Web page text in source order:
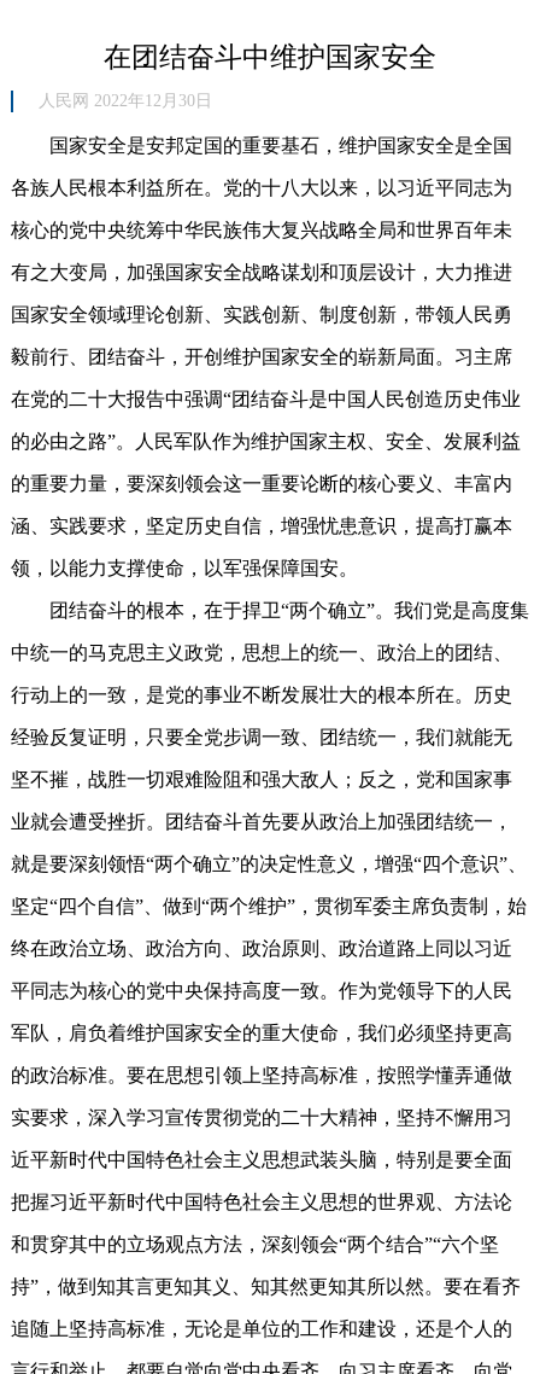
在团结奋斗中维护国家安全
人民网 2022年12月30日
国家安全是安邦定国的重要基石，维护国家安全是全国
各族人民根本利益所在。党的十八大以来，以习近平同志为
核心的党中央统筹中华民族伟大复兴战略全局和世界百年未
有之大变局，加强国家安全战略谋划和顶层设计，大力推进
国家安全领域理论创新、实践创新、制度创新，带领人民勇
毅前行、团结奋斗，开创维护国家安全的崭新局面。习主席
在党的二十大报告中强调“团结奋斗是中国人民创造历史伟业
的必由之路”。人民军队作为维护国家主权、安全、发展利益
的重要力量，要深刻领会这一重要论断的核心要义、丰富内
涵、实践要求，坚定历史自信，增强忧患意识，提高打赢本
领，以能力支撑使命，以军强保障国安。
团结奋斗的根本，在于捍卫“两个确立”。我们党是高度集
中统一的马克思主义政党，思想上的统一、政治上的团结、
行动上的一致，是党的事业不断发展壮大的根本所在。历史
经验反复证明，只要全党步调一致、团结统一，我们就能无
坚不摧，战胜一切艰难险阻和强大敌人；反之，党和国家事
业就会遭受挫折。团结奋斗首先要从政治上加强团结统一，
就是要深刻领悟“两个确立”的决定性意义，增强“四个意识”、
坚定“四个自信”、做到“两个维护”，贯彻军委主席负责制，始
终在政治立场、政治方向、政治原则、政治道路上同以习近
平同志为核心的党中央保持高度一致。作为党领导下的人民
军队，肩负着维护国家安全的重大使命，我们必须坚持更高
的政治标准。要在思想引领上坚持高标准，按照学懂弄通做
实要求，深入学习宣传贯彻党的二十大精神，坚持不懈用习
近平新时代中国特色社会主义思想武装头脑，特别是要全面
把握习近平新时代中国特色社会主义思想的世界观、方法论
和贯穿其中的立场观点方法，深刻领会“两个结合”“六个坚
持”，做到知其言更知其义、知其然更知其所以然。要在看齐
追随上坚持高标准，无论是单位的工作和建设，还是个人的